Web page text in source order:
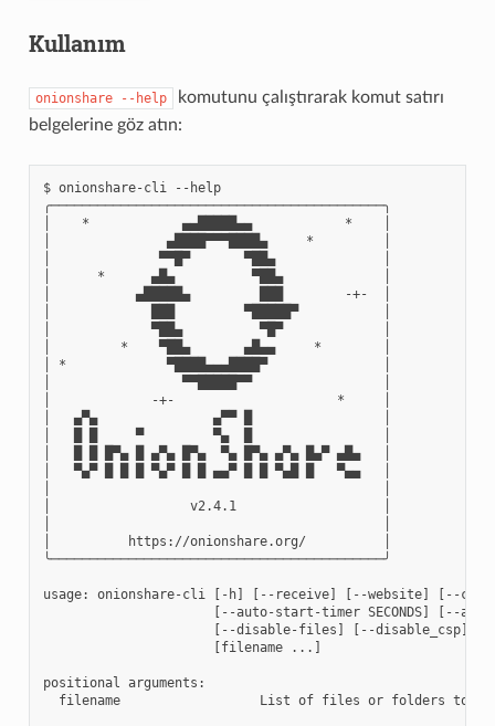
Kullanım
onionshare --help
komutunu çalıştırarak komut satırı
belgelerine göz atın:
$ onionshare-cli --help
╭───────────────────────────────────────────╮
│    *            ▄▄█████▄▄            *    │
│               ▄████▀▀▀████▄     *         │
│              ▀▀█▀       ▀██▄              │
│      *      ▄█▄          ▀██▄             │
│           ▄█████▄         ███        -+-  │
│             ███         ▀█████▀           │
│             ▀██▄          ▀█▀             │
│         *    ▀██▄       ▄█▄▄     *        │
│ *             ▀████▄▄▄████▀               │
│                 ▀▀█████▀▀                 │
│             -+-                     *     │
│   ▄▀▄               ▄▀▀ █                 │
│   █ █     ▀         ▀▄  █                 │
│   █ █ █▀▄ █ ▄▀▄ █▀▄  ▀▄ █▀▄ ▄▀▄ █▄▀ ▄█▄   │
│   ▀▄▀ █ █ █ ▀▄▀ █ █ ▄▄▀ █ █ ▀▄█ █   ▀▄▄   │
│                  v2.4.1                   │
│          https://onionshare.org/          │
╰───────────────────────────────────────────╯
usage: onionshare-cli [-h] [--receive] [--website] [--chat]
[--auto-start-timer SECONDS] [--
[--disable-files] [--disable_csp]
                      [filename ...]
positional arguments:
filename                  List of files or folders to